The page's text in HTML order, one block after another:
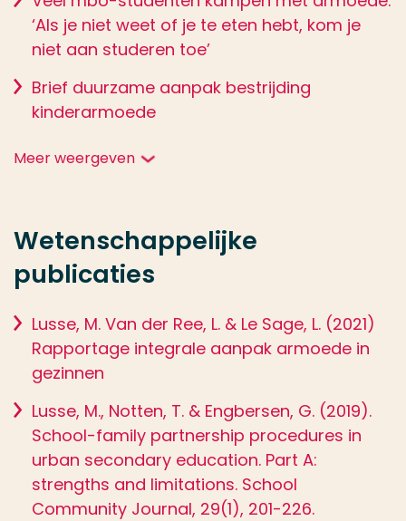
‘Als je niet weet of je te eten hebt, kom je
niet aan studeren toe’
Brief duurzame aanpak bestrijding
kinderarmoede
Meer weergeven
Wetenschappelijke
publicaties
Lusse, M. Van der Ree, L. & Le Sage, L. (2021)
Rapportage integrale aanpak armoede in
gezinnen
Lusse, M., Notten, T. & Engbersen, G. (2019).
School-family partnership procedures in
urban secondary education. Part A:
strengths and limitations. School
Community Journal, 29(1), 201-226.